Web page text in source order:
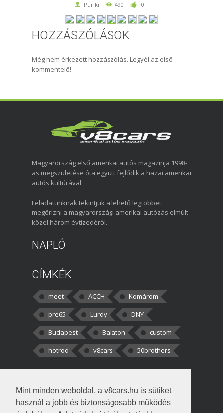
Mint minden weboldal, a v8cars.hu is sütiket
használ a jobb és biztonságosabb működés
Puriki 490 0
HOZZÁSZÓLÁSOK
Még nem érkezett hozzászólás. Legyél az első
kommentelő!
Magyarország első amerikai autós magazinja 1998-
as megszületése óta együtt fejlődik a hazai amerikai
autós kultúrával.
Feladatunknak tekintjük a lehető legtöbbet
megőrizni a magyarországi amerikai autózás elmúlt
közel három évtizedéről.
NAPLÓ
CÍMKÉK
meet ACCH
Komárom
pre65
Lurdy
DNY
Budapest
Balaton
custom
hotrod
v8cars 50brothers
kortisz:Elszúrtam! Én csak két
darabbaal számoltam. Nem tudtam, hogy fél autót,